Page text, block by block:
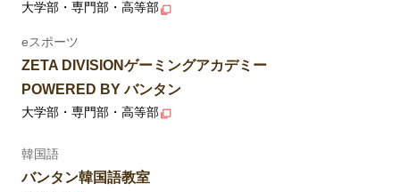
大学部・専門部・高等部
eスポーツ
ZETA DIVISIONゲーミングアカデミー
POWERED BY バンタン
大学部・専門部・高等部
韓国語
バンタン韓国語教室